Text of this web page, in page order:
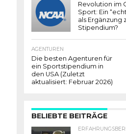
Revolution im
Sport: Ein
als Ergänzung
Stipendium?
AGENTUREN
Die besten Agenturen für
ein Sportstipendium in
den USA (Zuletzt
aktualisiert: Februar 2026)
BELIEBTE BEITRÄGE